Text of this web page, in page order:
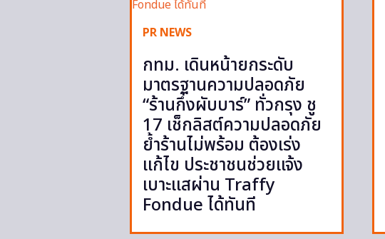
PR NEWS
กทม. เดินหน้ายกระดับ
มาตรฐานความปลอดภัย
“ร้านกึ่งผับบาร์” ทั่วกรุง ชู
17 เช็กลิสต์ความปลอดภัย
ย้ำร้านไม่พร้อม ต้องเร่ง
แก้ไข ประชาชนช่วยแจ้ง
เบาะแสผ่าน Traffy
Fondue ได้ทันที